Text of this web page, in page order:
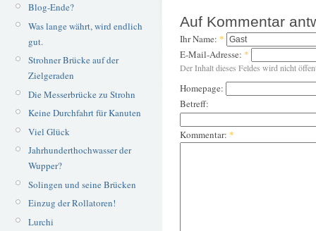
Blog-Ende?
Was lange währt, wird endlich
gut.
Strohner Brücke auf der
Zielgeraden
Die Messerbrücke zu Strohn
Keine Durchfahrt für Kanuten
Viel Glück
Jahrhunderthochwasser der
Wupper?
Solingen und seine Brücken
Einzug der Rollatoren!
Lurchi
Auf Kommentar
Ihr Name: *
E-Mail-Adresse: *
Der Inhalt dieses Feldes wird nicht
Homepage:
Betreff:
Kommentar: *